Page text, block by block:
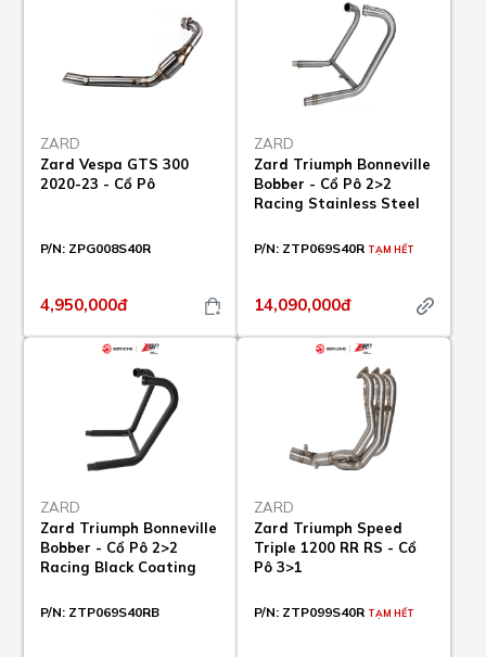
ZARD
Zard Vespa GTS 300
2020-23 - Cổ Pô
P/N: ZPG008S40R
4,950,000đ
ZARD
Zard Triumph Bonneville
Bobber - Cổ Pô 2>2
Racing Stainless Steel
P/N: ZTP069S40R TẠM HẾT
14,090,000đ
ZARD
Zard Triumph Bonneville
Bobber - Cổ Pô 2>2
Racing Black Coating
P/N: ZTP069S40RB
ZARD
Zard Triumph Speed
Triple 1200 RR RS - Cổ
Pô 3>1
P/N: ZTP099S40R TẠM HẾT